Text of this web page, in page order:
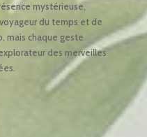
mystérieuse,
du temps et de
mais chaque geste
des merveilles